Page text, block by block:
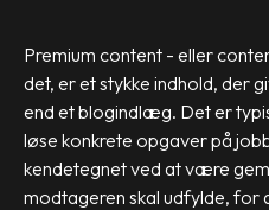
Premium content - eller
det, er et stykke indhold, der
end et blogindlæg. Det er
løse konkrete opgaver på
kendetegnet ved at være
modtageren skal udfylde, for